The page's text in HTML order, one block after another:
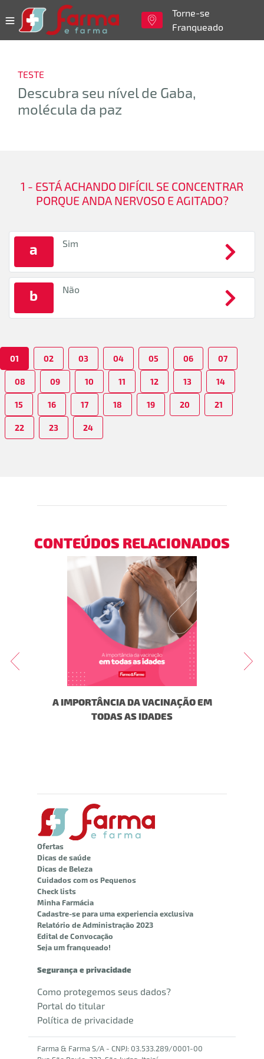
Torne-se
Franqueado
TESTE
Descubra seu nível de Gaba,
molécula da paz
1 - ESTÁ ACHANDO DIFÍCIL SE CONCENTRAR
PORQUE ANDA NERVOSO E AGITADO?
a Sim
b Não
01 02 03 04 05 06 07
08 09 10 11 12 13 14
15 16 17 18 19 20 21
22 23 24
CONTEÚDOS RELACIONADOS
A IMPORTÂNCIA DA VACINAÇÃO EM
TODAS AS IDADES
Ofertas
Dicas de saúde
Dicas de Beleza
Cuidados com os Pequenos
Check lists
Minha Farmácia
Cadastre-se para uma experiencia exclusiva
Relatório de Administração 2023
Edital de Convocação
Seja um franqueado!
Segurança e privacidade
Como protegemos seus dados?
Portal do titular
Política de privacidade
Farma & Farma S/A - CNPJ: 03.533.289/0001-00